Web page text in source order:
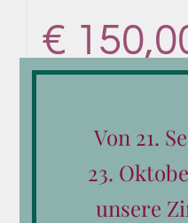
€
In den Warenkorb
Von 21.
23.
unsere